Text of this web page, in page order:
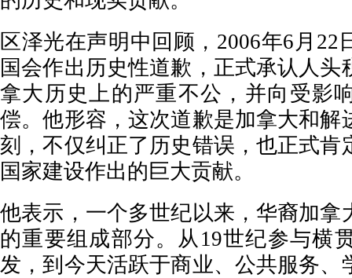
区泽光在声明中回顾，2006年6月22
国会作出历史性道歉，正式承认人头
拿大历史上的严重不公，并向受影
偿。他形容，这次道歉是加拿大和解
刻，不仅纠正了历史错误，也正式肯
国家建设作出的巨大贡献。
他表示，一个多世纪以来，华裔加拿
的重要组成部分。从19世纪参与横
发，到今天活跃于商业、公共服务、